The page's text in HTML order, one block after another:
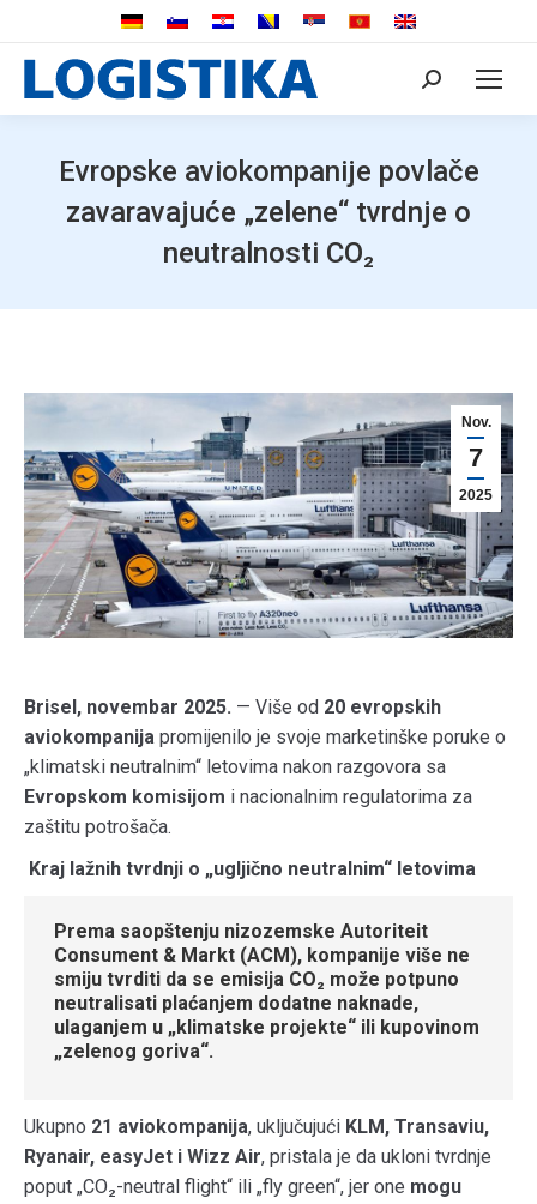
Search:
Evropske aviokompanije povlače
zavaravajuće „zelene“ tvrdnje o
neutralnosti CO₂
Nov.
7
2025
Brisel, novembar 2025. — Više od 20 evropskih
aviokompanija promijenilo je svoje marketinške poruke o
„klimatski neutralnim“ letovima nakon razgovora sa
Evropskom komisijom i nacionalnim regulatorima za
zaštitu potrošača.
Kraj lažnih tvrdnji o „ugljično neutralnim“ letovima
Prema saopštenju nizozemske Autoriteit
Consument & Markt (ACM), kompanije više ne
smiju tvrditi da se emisija CO₂ može potpuno
neutralisati plaćanjem dodatne naknade,
ulaganjem u „klimatske projekte“ ili kupovinom
„zelenog goriva“.
Ukupno 21 aviokompanija, uključujući KLM, Transaviu,
Ryanair, easyJet i Wizz Air, pristala je da ukloni tvrdnje
poput „CO₂-neutral flight“ ili „fly green“, jer one mogu